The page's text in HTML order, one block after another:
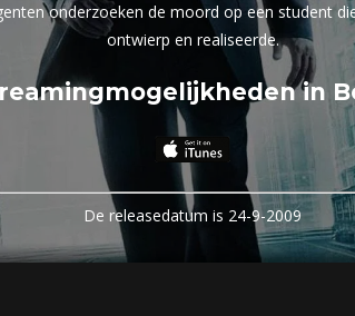
onderzoeken de moord op een student
ontwierp en realiseerde.
in
De releasedatum is 24-9-2009